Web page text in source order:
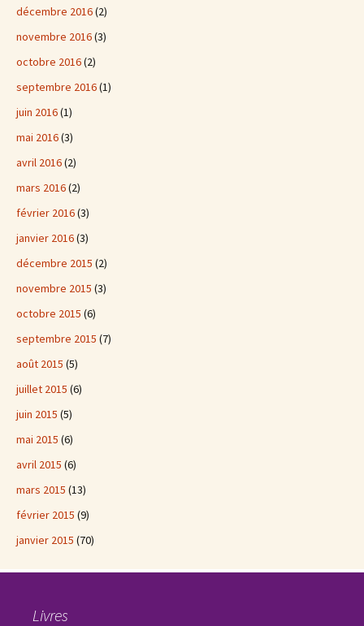
décembre 2016(2)
novembre 2016(3)
octobre 2016(2)
septembre 2016(1)
juin 2016(1)
mai 2016(3)
avril 2016(2)
mars 2016(2)
février 2016(3)
janvier 2016(3)
décembre 2015 (2)
novembre 2015 (3)
octobre 2015 (6)
septembre 2015 (7)
août 2015 (5)
juillet 2015 (6)
juin 2015 (5)
mai 2015 (6)
avril 2015 (6)
mars 2015 (13)
février 2015 (9)
janvier 2015 (70)
Livres